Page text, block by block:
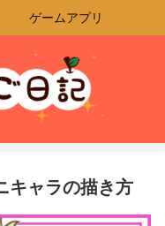
ゲームアプリ
キャラの描き方